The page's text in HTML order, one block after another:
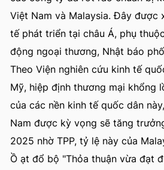
Việt Nam và Malaysia. Đây được
tế phát triển tại châu Á, phụ
động ngoại thương, Nhật báo
Theo Viện nghiên cứu kinh tế
Mỹ, hiệp định thương mại khổng
của các nền kinh tế quốc dân
Nam được kỳ vọng sẽ tăng
2025 nhờ TPP, tỷ lệ này của
Ồ ạt đổ bộ "Thỏa thuận vừa đạt